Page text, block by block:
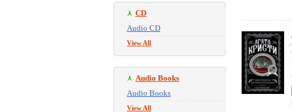
CD
Audio CD
View All
Audio Books
Audio Books
View All